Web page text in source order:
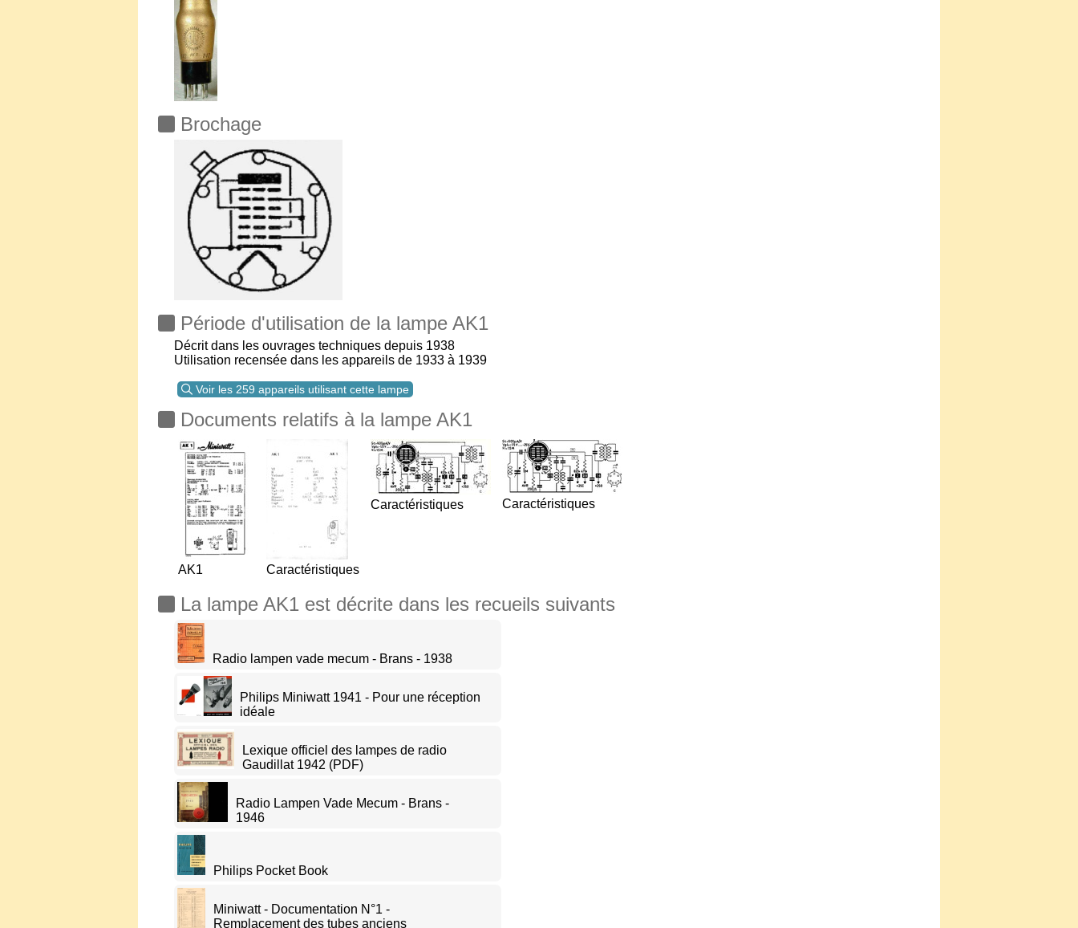
Brochage
Période d'utilisation de la lampe AK1
Décrit dans les ouvrages techniques depuis 1938
Utilisation recensée dans les appareils de 1933 à 1939
Voir les 259 appareils utilisant cette lampe
Documents relatifs à la lampe AK1
AK1 Caractéristiques
Caractéristiques Caractéristiques
La lampe AK1 est décrite dans les recueils suivants
Radio lampen vade mecum - Brans - 1938
Philips Miniwatt 1941 - Pour une réception
idéale
Lexique officiel des lampes de radio
Gaudillat 1942 (PDF)
Radio Lampen Vade Mecum - Brans -
1946
Philips Pocket Book
Miniwatt - Documentation N°1 -
Remplacement des tubes anciens